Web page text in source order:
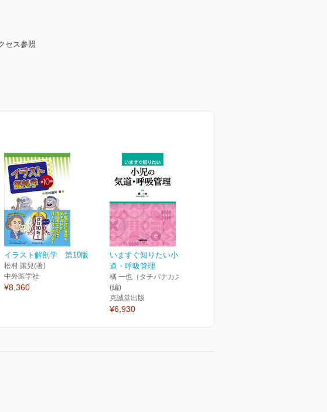
セス参照
イラスト解剖学 第10版
松村 讓兒(著)
中外医学社
¥8,360
いますぐ知りたい小児の気
道・呼吸管理
橘 一也（タチバナカズヤ）
(編)
克誠堂出版
¥6,930